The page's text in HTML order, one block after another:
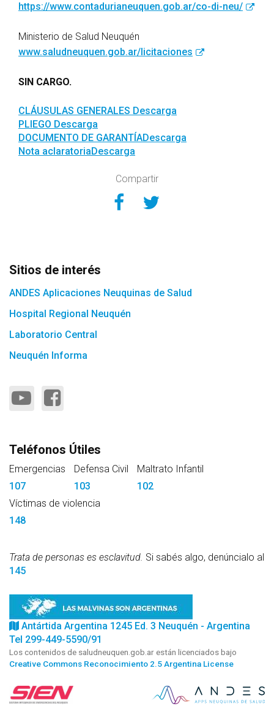
https://www.contadurianeuquen.gob.ar/co-di-neu/
Ministerio de Salud Neuquén
www.saludneuquen.gob.ar/licitaciones
SIN CARGO.
CLÁUSULAS GENERALES Descarga
PLIEGO Descarga
DOCUMENTO DE GARANTÍADescarga
Nota aclaratoriaDescarga
Compartir
Compartir en
Compartir en
Sitios de interés
ANDES Aplicaciones Neuquinas de Salud
Hospital Regional Neuquén
Laboratorio Central
Neuquén Informa
Teléfonos Útiles
Emergencias
107
Defensa Civil
103
Maltrato Infantil
102
Víctimas de violencia
148
Trata de personas es esclavitud. Si sabés algo, denúncialo al
145
Antártida Argentina 1245 Ed. 3 Neuquén - Argentina
Tel 299-449-5590/91
Los contenidos de saludneuquen.gob.ar están licenciados bajo
Creative Commons Reconocimiento 2.5 Argentina License